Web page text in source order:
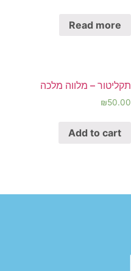
Read more
תקליטור – מלווה מלכה
₪50.00
Add to cart